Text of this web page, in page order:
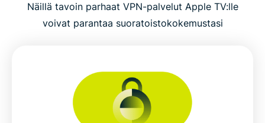
Näillä tavoin parhaat VPN-palvelut Apple TV:lle
voivat parantaa suoratoistokokemustasi